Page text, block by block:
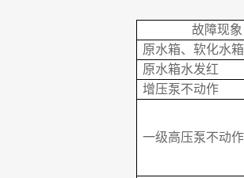
故障现象
原水箱、软化水
原水箱水发红
增压泵不动作
一级高压泵不动作